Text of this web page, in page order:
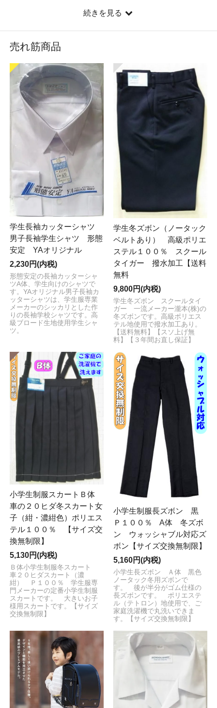
送、ご注文の受付けメールの送信、お問い合わせメール
何卒ご理解いただけますようお願い申し上げます。
2023/8/7
[夏季休業日のお知らせ]
いつも「制服おまかせ。」を
ご利用頂き誠に有難うございます。 まことに勝手なが
ら、2023年8月10日(木)～8月22日(火) まで、
夏季休業日
とさせていただきます。 休業期間中のご注文、メール
によるお問い合わせは承りますが、［商品の配送、ご注
文の受付けメールの送信、お問い合わせメールへのご返
信等］のご対応は、
8月23日(水)
より随時行わせていただ
きます。 お客様にはご不便をお掛けいたしますが何卒ご
理解いただけますようお願い申し上げます。
2023/4/6
【臨時休業日のお知らせ】
「制服おまかせ。」をご愛顧頂き誠にありがとうござい
ます。 誠に勝手ながら
7月31日（月）、8月1日（火）
は、臨時休業 とさせていただきます。お客様にはご不便
をお掛けする場合がございますが予めご了承のほど何卒
よろしくお願い申し上げます。 お休み中に頂戴しました
［ご注文・お問合せ・商品発送］につきましては、休業
日あけより順次対応させていただきます。
2023/5/2
【ゴールデンウィーク休業のお知らせ】
いつも「制服おまかせ。」をご愛顧いただき誠にありが
とうございます。誠に勝手ながら5月3日(水)～7日(日)ま
で
GW休業日とさせていただきます。お客様にはご不便
をお掛けいたしますが何卒ご理解のほどお願い申し上げ
ます。
休業日中に頂戴いたしました［ご注文・お問合
せ］につきましては、5月8日（月）より順次対応させて
いただきます。お時間を頂戴することとなり誠に申し訳
ございませんが何卒よろしくお願い申し上げます。
2023/4/6
【臨時休業日のお知らせ】
いつも「制服おまかせ。」をご愛顧頂き誠にありがとう
ございます。 誠に勝手ながら
4月は繁忙期のため、ご
注文の際にはカレンダーピンク色の休業日をご確認いた
だけますようお願い申し上げます。
お客様にはご不便を
お掛けする場合がございますが予めご了承のほど何卒よ
ろしくお願い申し上げます。
お休み中に頂戴しました
［ご注文・お問合せ・商品発送］につきましては、休業
日あけより順次対応させていただきます
2023/3/21
【臨時休業日のお知らせ】
いつも「制服おまかせ。」をご愛顧頂き誠にありがとう
ございます。 誠に勝手ながら 3月は繁忙期のため、ご
注文の際にはカレンダーピンク色の休業日をご確認いた
だけますようお願い申し上げます。お客様にはご不便を
お掛けする場合がございますが予めご了承のほど何卒よ
ろしくお願い申し上げます。
お休み中に頂戴しました
［ご注文・お問合せ・商品発送］につきましては、休業
日あけより順次対応させていただきます
2022/8/5
[夏季休業日のお知らせ]
いつも「制服おまかせ。」を
ご利用頂き誠に有難うございます。 まことに勝手なが
ら、2022年8月10日(水)～2022年8月22日(月)
休業日
とさせていただきます。 休業期間中のご注文、
メールによるお問い合わせは承りますが、［商品の配
送、ご注文の受付けメールの送信、お問い合わせメール
続きを見る
売れ筋商品
学生長袖カッターシャツ
男子長袖学生シャツ 形態
安定 YAオリジナル
2,230円(内税)
形態安定の長袖カッターシャ
ツA体、学生向けのシャツで
す。YAオリジナル男子長袖カ
ッターシャツは、学生服専業
メーカーのシッカリとした作
りの長袖学校シャツです。高
級ブロード生地使用学生シャ
ツ。
学生冬ズボン（ノータック
ベルトあり） 高級ポリエ
ステル１００％ スクール
タイガー 撥水加工【送料
無料
9,800円(内税)
学生冬ズボン スクールタイ
ガー 一流メーカー瀧本(株)の
冬ズボンです。高級ポリエス
テル地使用で撥水加工あり。
【送料無料】【スソ上げ無
料】【３年間お直し保証】
小学生制服スカートＢ体
車の２０ヒダ冬スカート女
子（紺・濃紺色）ポリエス
テル１００％ 【サイズ交
換無制限】
5,130円(内税)
Ｂ体小学生制服冬スカート
車２０ヒダスカート（濃
紺） Ｐ１００％ 学生服専
門メーカーの定番小学生制服
スカートです。 大きいお子
様用スカートです。【サイズ
交換無制限】
小学生制服長ズボン 黒
Ｐ１００％ A体 冬ズボ
ン ウォッシャブル対応ズ
ボン【サイズ交換無制限】
5,160円(内税)
小学生長ズボン Ａ体 黒色
ノータック冬用ズボンで
す。 後が半分がゴム仕様の
長ズボンです。 ポリエステ
ル（テトロン）地使用で、ご
家庭洗濯機で丸洗いできま
す。【サイズ交換無制限】